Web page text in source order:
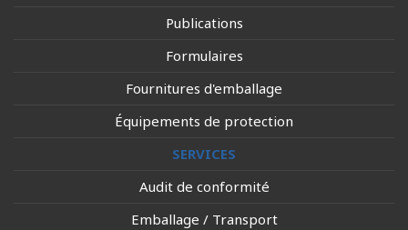
Publications
Formulaires
Fournitures d'emballage
Équipements de protection
SERVICES
Audit de conformité
Emballage / Transport